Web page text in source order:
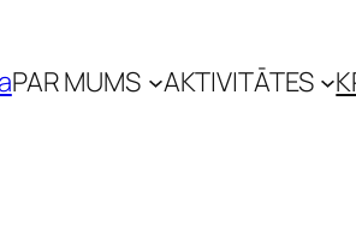
PAR MUMS AKTIVITĀTES